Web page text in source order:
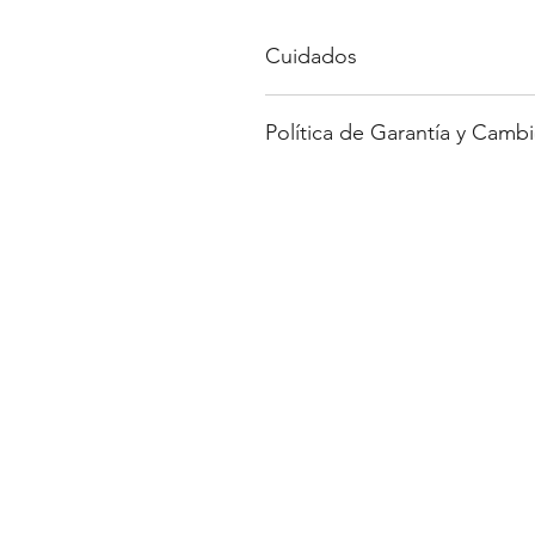
Cuidados
Evita el agua o productos
Política de Garantía y